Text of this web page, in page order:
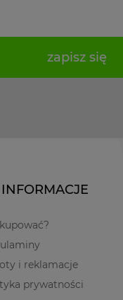
zapisz się
INFORMACJE
i reklamacje
prywatności